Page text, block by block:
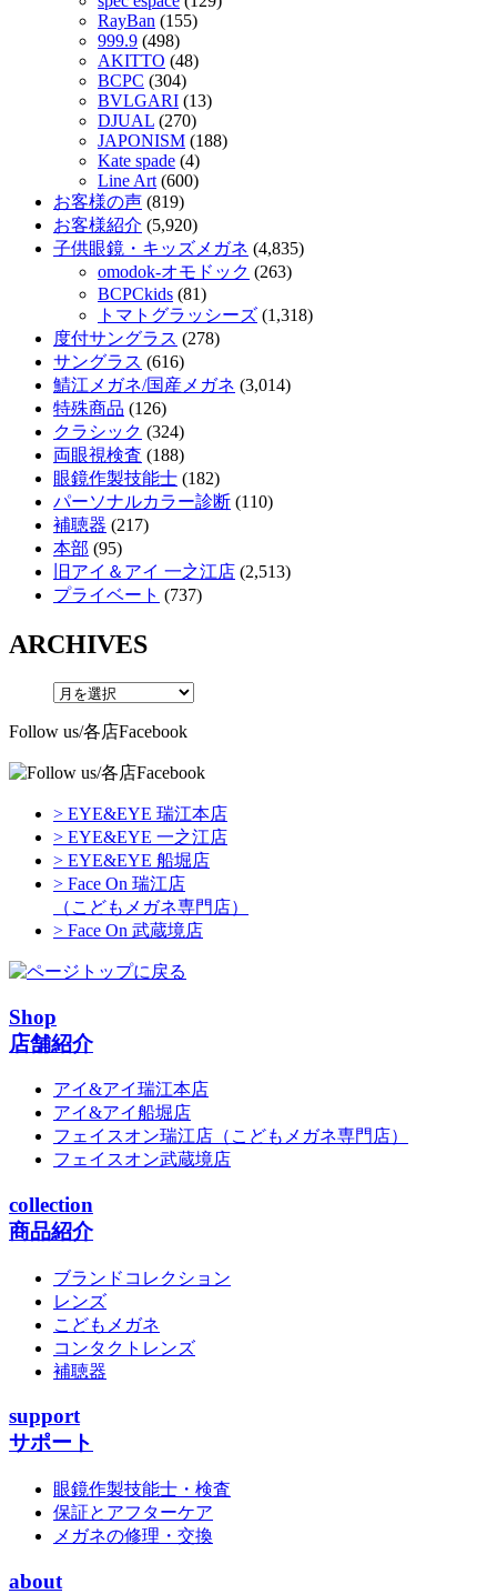
RayBan (155)
999.9 (498)
AKITTO (48)
BCPC (304)
BVLGARI (13)
DJUAL (270)
JAPONISM (188)
Kate spade (4)
Line Art (600)
お客様の声 (819)
お客様紹介 (5,920)
子供眼鏡・キッズメガネ (4,835)
omodok-オモドック (263)
BCPCkids (81)
トマトグラッシーズ (1,318)
度付サングラス (278)
サングラス (616)
鯖江メガネ/国産メガネ (3,014)
特殊商品 (126)
クラシック (324)
両眼視検査 (188)
眼鏡作製技能士 (182)
パーソナルカラー診断 (110)
補聴器 (217)
本部 (95)
旧アイ＆アイ 一之江店 (2,513)
プライベート (737)
ARCHIVES
Follow us/各店Facebook
> EYE&EYE 瑞江本店
> EYE&EYE 一之江店
> EYE&EYE 船堀店
> Face On 瑞江店
（こどもメガネ専門店）
> Face On 武蔵境店
Shop
店舗紹介
アイ&アイ瑞江本店
アイ&アイ船堀店
フェイスオン瑞江店 （こどもメガネ専門店）
フェイスオン武蔵境店
collection
商品紹介
ブランドコレクション
レンズ
こどもメガネ
コンタクトレンズ
補聴器
support
サポート
眼鏡作製技能士・検査
保証とアフターケア
メガネの修理・交換
about